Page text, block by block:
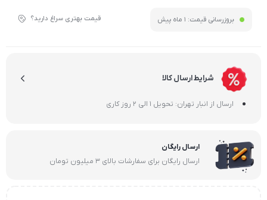
بروزرسانی قیمت: 1 ماه پیش قیمت بهتری سراغ دارید؟
شرایط ارسال کالا
ارسال از انبار تهران: تحویل 1 الی 2 روز کاری
ارسال رایگان
ارسال رایگان برای سفارشات بالای 3 میلیون تومان